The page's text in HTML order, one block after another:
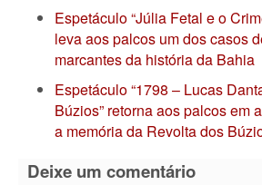
Espetáculo “Júlia Fetal e o
leva aos palcos um dos casos
marcantes da história da Bahia
Espetáculo “1798 – Lucas
Búzios” retorna aos palcos em
a memória da Revolta dos
Deixe um comentário